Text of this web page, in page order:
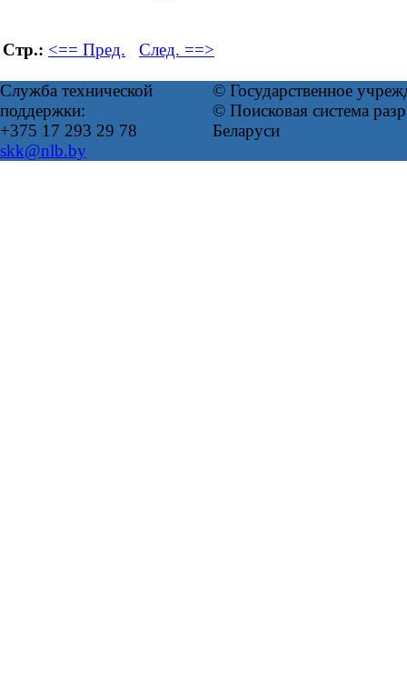
Стр.: <== Пред. След. ==>
Служба технической
поддержки:
+375 17 293 29 78
skk@nlb.by
© Государственное
© Поисковая система
Беларуси